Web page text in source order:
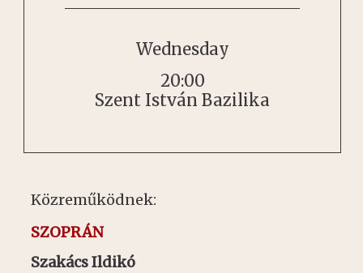
Wednesday
20:00
Szent István Bazilika
Közreműködnek:
SZOPRÁN
Szakács Ildikó